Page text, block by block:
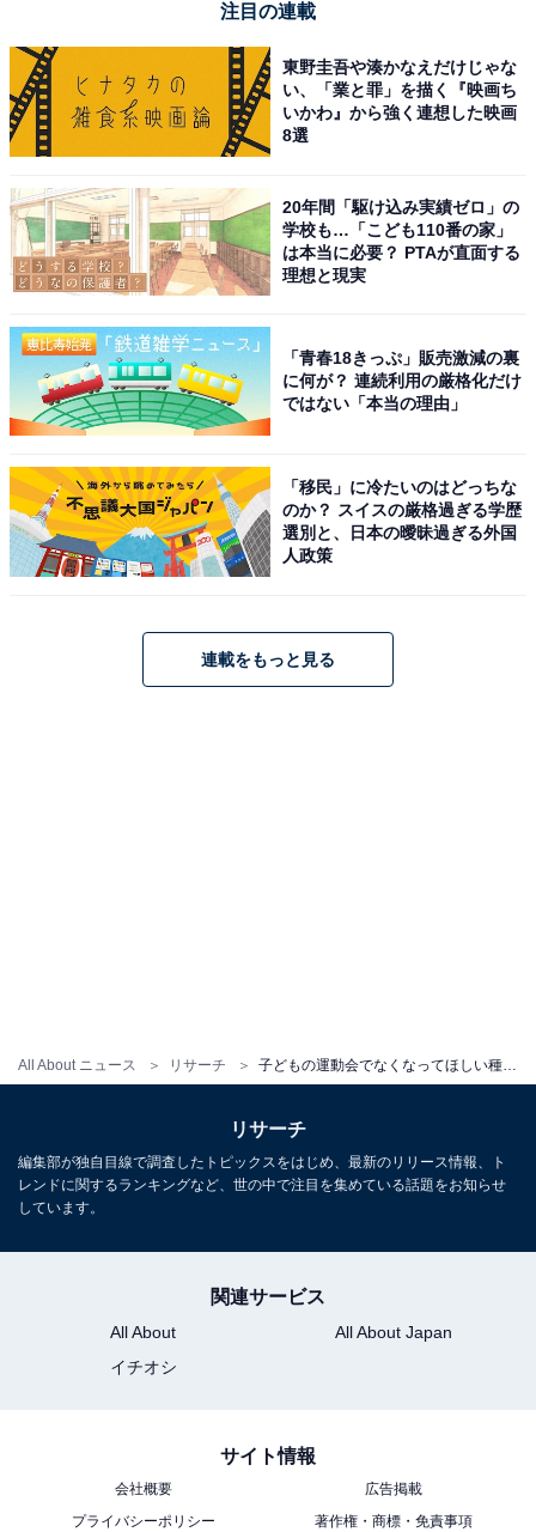
All About ニュース リサーチ
顔に傷が付きそうだから（33歳男性／小4）」「乗って
いる子供は怪我しやすいです。自分が経験した中で一番
怖かったです（40歳女性／小5・小2）」など、“とにか
く危険”という理由でした。
だし、良いことない（28歳女性／3歳・1歳）」「子ども
が小柄なので上になってしまうのですが、怖くて嫌だと
いうから（39歳女性／小1・幼稚園）」「どうもキャラ
で、下にさせられるから（39歳女性／小2・小1）」な
ど、自分の子どもの体型によって、さまざまな不安も出
てくるようです。
から。体の大きな子は必然的に土台になるので、痛い、
危ない思いをしてまでするものではないと感じている。
感動はするけど、1か月に満たない練習期間で技術的に
した演技にしてほしい（46歳女性／小6）」「組体操の
人間ピラミッドで大けがをして事件になった事もある。
運動能力も体力も筋力も個人差がある素人にやらせる事
理由が多く寄せられました。
また、「私が小学校の頃に組体操で落下し、腕を骨折し
注目の連載
東野圭吾や湊かなえだけじゃな
い、「業と罪」を描く『映画ち
いかわ』から強く連想した映画
8選
20年間「駆け込み実績ゼロ」の
学校も…「こども110番の家」
は本当に必要？ PTAが直面する
理想と現実
「青春18きっぷ」販売激減の裏
に何が？ 連続利用の厳格化だけ
ではない「本当の理由」
「移民」に冷たいのはどっちな
のか？ スイスの厳格過ぎる学歴
選別と、日本の曖昧過ぎる外国
人政策
連載をもっと見る
リサーチ
編集部が独自目線で調査したトピックスをはじめ、最新のリリース情報、ト
レンドに関するランキングなど、世の中で注目を集めている話題をお知らせ
しています。
関連サービス
All About
All About Japan
イチオシ
サイト情報
会社概要
広告掲載
プライバシーポリシー
著作権・商標・免責事項